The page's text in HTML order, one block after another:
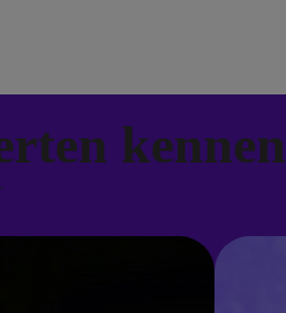
kennen